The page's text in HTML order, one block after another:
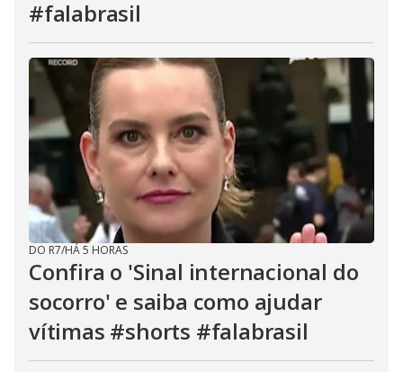
#falabrasil
DO R7/HÁ 5 HORAS
Confira o 'Sinal internacional do
socorro' e saiba como ajudar
vítimas #shorts #falabrasil